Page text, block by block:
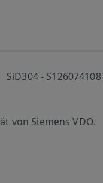
SiD304 -
von Siemens VDO.